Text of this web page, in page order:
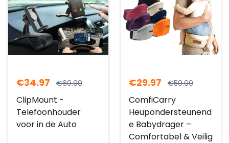
€34.97 €69.99
ClipMount -
Telefoonhouder
voor in de Auto
€29.97 €59.99
ComfiCarry
Heupondersteunend
e Babydrager –
Comfortabel & Veilig